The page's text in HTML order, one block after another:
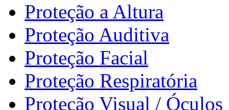
Proteção a Altura
Proteção Auditiva
Proteção Facial
Proteção Respiratória
Proteção Visual / Óculos